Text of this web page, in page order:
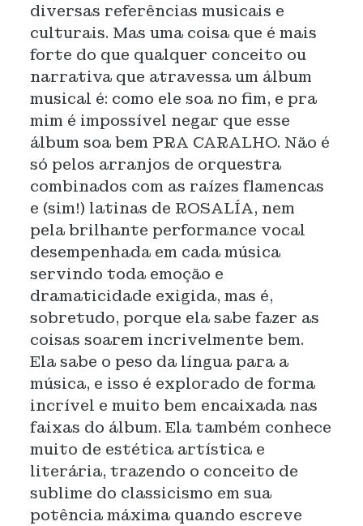
diversas referências musicais e
culturais. Mas uma coisa que é mais
forte do que qualquer conceito ou
narrativa que atravessa um álbum
musical é: como ele soa no fim, e pra
mim é impossível negar que esse
álbum soa bem PRA CARALHO. Não é
só pelos arranjos de orquestra
combinados com as raízes flamencas
e (sim!) latinas de ROSALÍA, nem
pela brilhante performance vocal
desempenhada em cada música
servindo toda emoção e
dramaticidade exigida, mas é,
sobretudo, porque ela sabe fazer as
coisas soarem incrivelmente bem.
Ela sabe o peso da língua para a
música, e isso é explorado de forma
incrível e muito bem encaixada nas
faixas do álbum. Ela também conhece
muito de estética artística e
literária, trazendo o conceito de
sublime do classicismo em sua
potência máxima quando escreve